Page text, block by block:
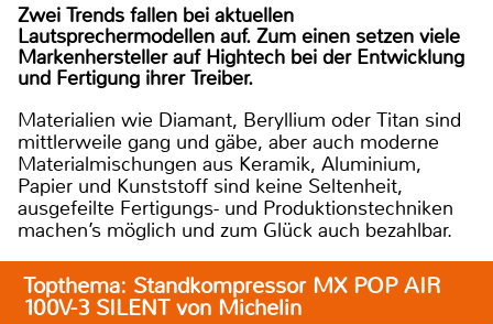
Zwei Trends fallen bei aktuellen
Lautsprechermodellen auf. Zum einen setzen viele
Markenhersteller auf Hightech bei der Entwicklung
und Fertigung ihrer Treiber.
Materialien wie Diamant, Beryllium oder Titan sind
mittlerweile gang und gäbe, aber auch moderne
Materialmischungen aus Keramik, Aluminium,
Papier und Kunststoff sind keine Seltenheit,
ausgefeilte Fertigungs- und Produktionstechniken
machen’s möglich und zum Glück auch bezahlbar.
Topthema: Standkompressor MX POP AIR
100V-3 SILENT von Michelin